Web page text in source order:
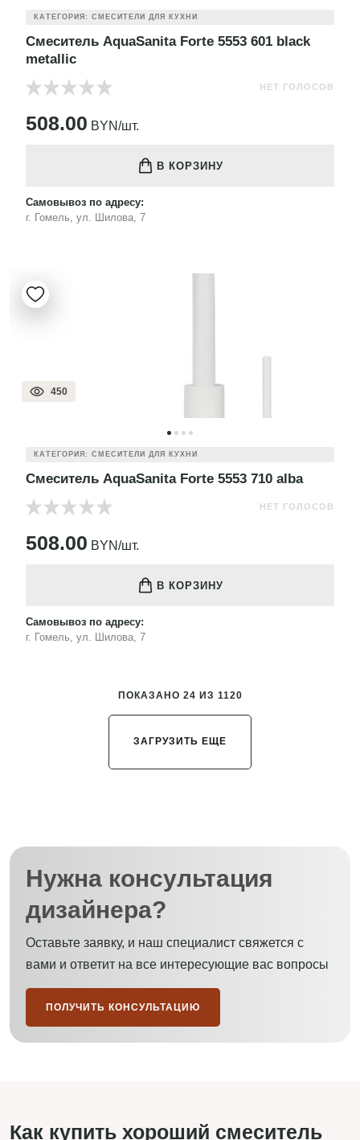
КАТЕГОРИЯ: СМЕСИТЕЛИ ДЛЯ КУХНИ
Смеситель AquaSanita Forte 5553 601 black
metallic
НЕТ ГОЛОСОВ
508.00 BYN/шт.
В КОРЗИНУ
Самовывоз по адресу:
г. Гомель, ул. Шилова, 7
450
КАТЕГОРИЯ: СМЕСИТЕЛИ ДЛЯ КУХНИ
Смеситель AquaSanita Forte 5553 710 alba
НЕТ ГОЛОСОВ
508.00 BYN/шт.
В КОРЗИНУ
Самовывоз по адресу:
г. Гомель, ул. Шилова, 7
ПОКАЗАНО 24 ИЗ 1120
ЗАГРУЗИТЬ ЕЩЕ
Нужна консультация
дизайнера?
Оставьте заявку, и наш специалист свяжется с
вами и ответит на все интересующие вас вопросы
ПОЛУЧИТЬ КОНСУЛЬТАЦИЮ
Как купить хороший смеситель